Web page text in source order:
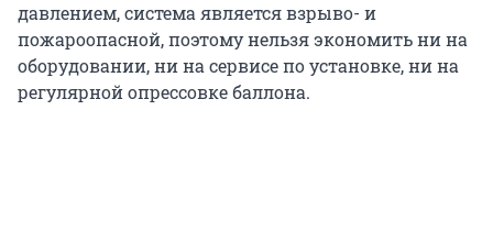
давлением, система является взрыво- и
пожароопасной, поэтому нельзя экономить ни на
оборудовании, ни на сервисе по установке, ни на
регулярной опрессовке баллона.